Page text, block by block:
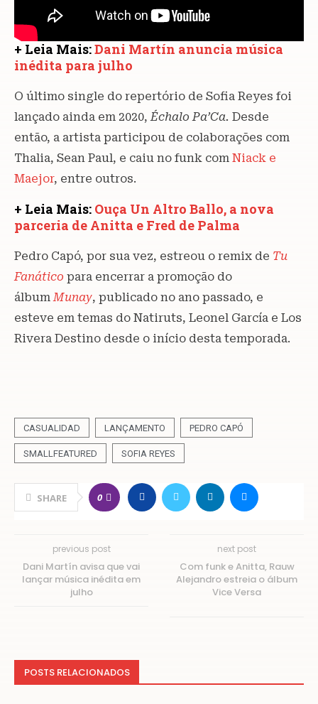
+ Leia Mais:Dani Martín anuncia música
inédita para julho
O último single do repertório de Sofia Reyes foi
lançado ainda em 2020, Échalo Pa’Ca. Desde
então, a artista participou de colaborações com
Thalia, Sean Paul, e caiu no funk com Niack e
Maejor, entre outros.
+ Leia Mais: Ouça Un Altro Ballo, a nova
parceria de Anitta e Fred de Palma
Pedro Capó, por sua vez, estreou o remix de Tu
Fanático para encerrar a promoção do
álbumMunay, publicado no ano passado, e
esteve em temas do Natiruts, Leonel García e Los
Rivera Destino desde o início desta temporada.
CASUALIDAD LANÇAMENTO PEDRO CAPÓ
SMALLFEATURED SOFIA REYES
SHARE 0
previous post
Dani Martín avisa que vai
lançar música inédita em
julho
next post
Com funk e Anitta, Rauw
Alejandro estreia o álbum
Vice Versa
POSTS RELACIONADOS